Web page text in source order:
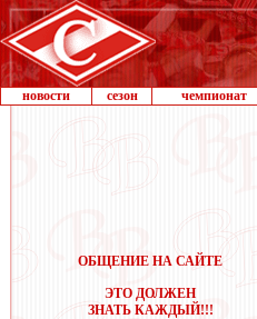
новости сезон чемпионат
ОБЩЕНИЕ НА САЙТЕ
ЭТО ДОЛЖЕН
ЗНАТЬ КАЖДЫЙ!!!